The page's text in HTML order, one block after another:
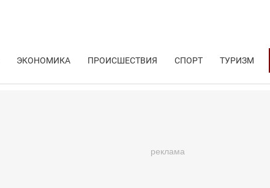
ЭКОНОМИКА ПРОИСШЕСТВИЯ СПОРТ ТУРИЗМ